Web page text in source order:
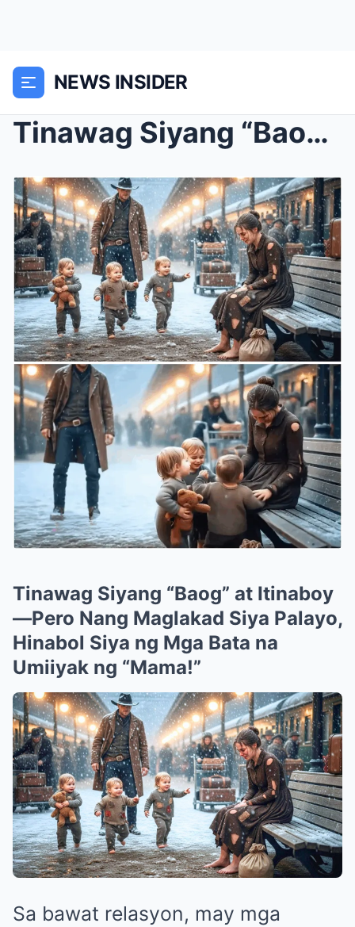
NEWS INSIDER
Tinawag Siyang “Baog” at Itinaboy—Pero Nang Maglak...
Tinawag Siyang “Baog” at Itinaboy
—Pero Nang Maglakad Siya Palayo,
Hinabol Siya ng Mga Bata na
Umiiyak ng “Mama!”
Sa bawat relasyon, may mga